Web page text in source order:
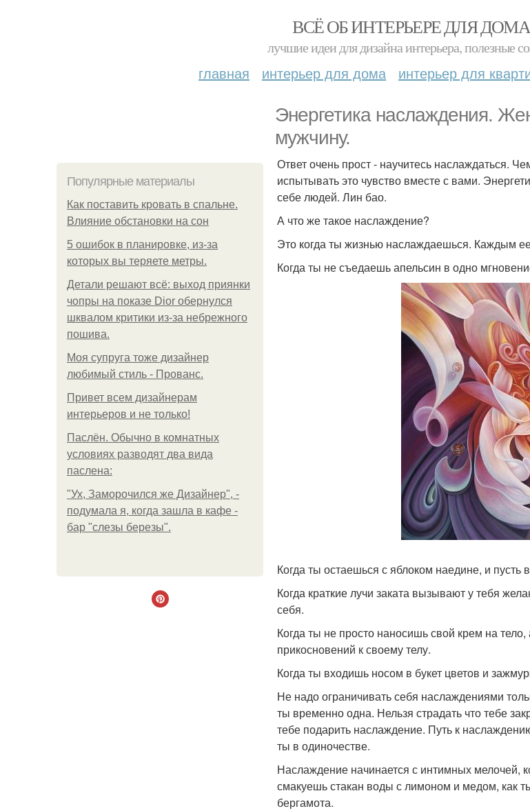
ВСЁ ОБ ИНТЕРЬЕРЕ ДЛЯ
лучшие идеи для дизайна интерьера, полезные
главная интерьер для дома интерьер для
Энергетика наслаждения.
мужчину.
Популярные материалы
Как поставить кровать в спальне.
Влияние обстановки на сон
5 ошибок в планировке, из-за
которых вы теряете метры.
Детали решают всё: выход приянки
чопры на показе Dior обернулся
шквалом критики из-за небрежного
пошива.
Моя супруга тоже дизайнер
любимый стиль - Прованс.
Привет всем дизайнерам
интерьеров и не только!
Паслён. Обычно в комнатных
условиях разводят два вида
паслена:
"Ух, Заморочился же Дизайнер", -
подумала я, когда зашла в кафе -
бар "слезы березы".
Ответ очень прост - научитесь наслаждаться.
испытывать это чувство вместе с вами.
себе людей. Лин бао.
А что же такое наслаждение?
Это когда ты жизнью наслаждаешься. Каждым
Когда ты не съедаешь апельсин в одно
Когда ты остаешься с яблоком наедине, и пусть
Когда краткие лучи заката вызывают у тебя
себя.
Когда ты не просто наносишь свой крем на
прикосновений к своему телу.
Когда ты входишь носом в букет цветов и
Не надо ограничивать себя наслаждениями
ты временно одна. Нельзя страдать что тебе
тебе подарить наслаждение. Путь к
ты в одиночестве.
Наслаждение начинается с интимных мелочей,
смакуешь стакан воды с лимоном и медом, как
бергамота.